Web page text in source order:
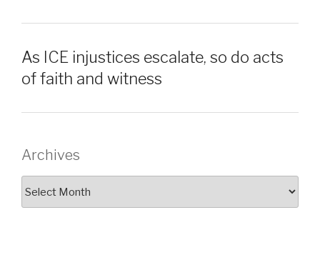
As ICE injustices escalate, so do acts
of faith and witness
Archives